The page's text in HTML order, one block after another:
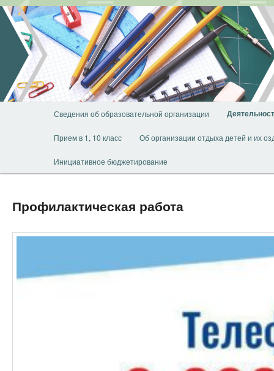
Перейти
основному
содержимому
Сведения об образовательной организации
Прием в 1, 10 класс Об организации отдыха детей и их
Инициативное бюджетирование
Профилактическая работа